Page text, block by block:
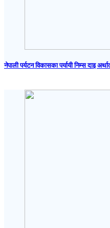
नेपाली पर्यटन विकासका पर्यायी निम्स दाइ